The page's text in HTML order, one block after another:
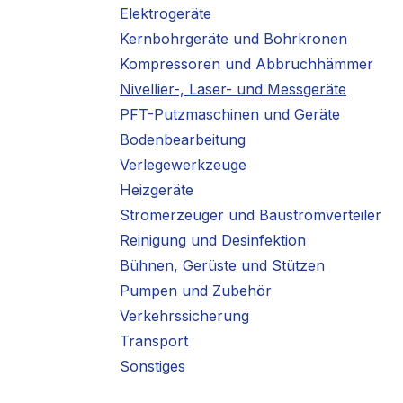
Elektrogeräte
Kernbohrgeräte und Bohrkronen
Kompressoren und Abbruchhämmer
Nivellier-, Laser- und Messgeräte
PFT-Putzmaschinen und Geräte
Bodenbearbeitung
Verlegewerkzeuge
Heizgeräte
Stromerzeuger und Baustromverteiler
Reinigung und Desinfektion
Bühnen, Gerüste und Stützen
Pumpen und Zubehör
Verkehrssicherung
Transport
Sonstiges